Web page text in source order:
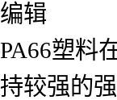
编辑
PA66塑料
持较强的